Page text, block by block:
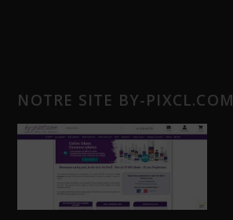
NOTRE SITE BY-PIXCL.COM